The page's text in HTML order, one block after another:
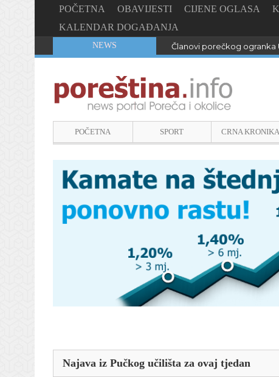
POČETNA OBAVIJESTI CIJENE OGLASA
KALENDAR DOGAĐANJA
NEWS Članovi porečkog ogranka
POČETNA SPORT CRNA KRONIKA
Najava iz Pučkog učilišta za ovaj tjedan